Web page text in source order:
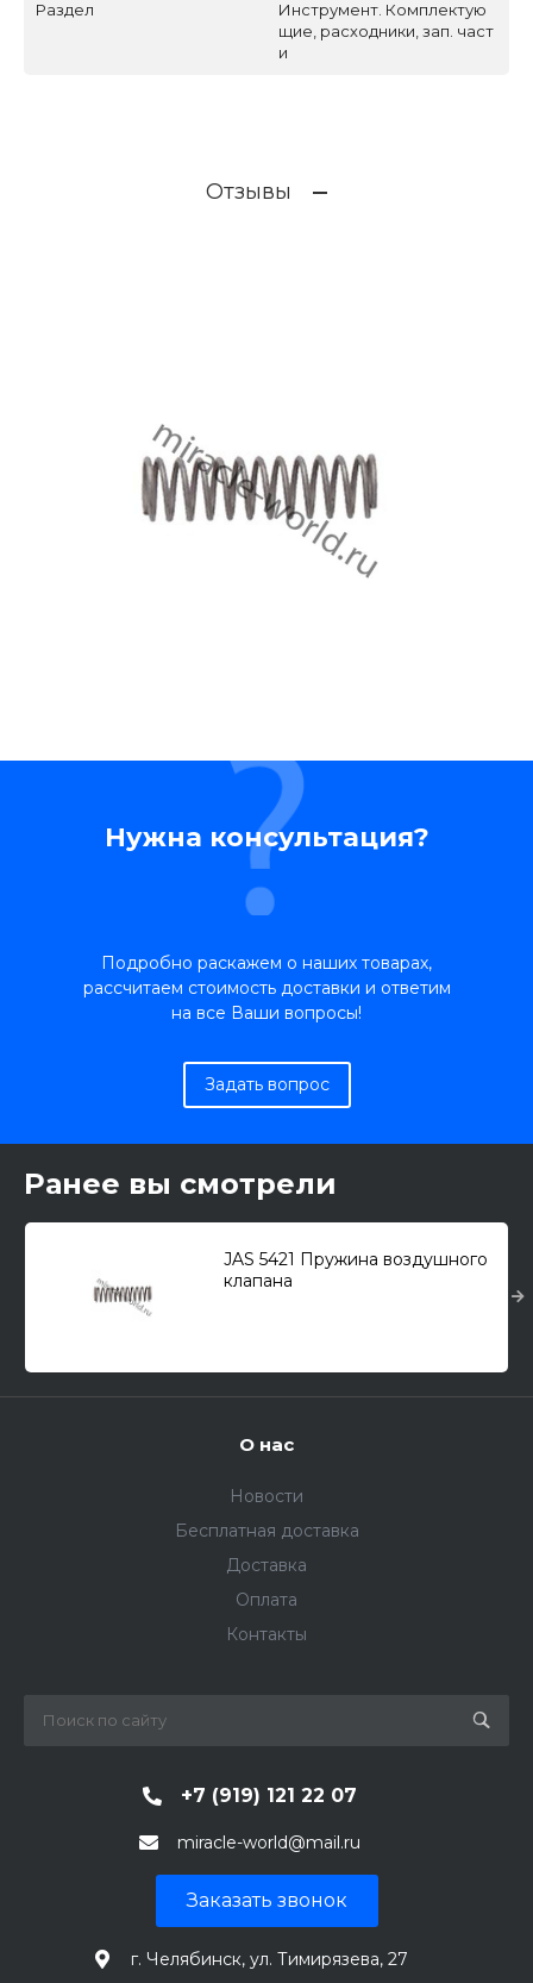
Раздел
Инструмент. Комплектую
щие, расходники, зап. част
и
Отзывы
Нужна консультация?
Подробно раскажем о наших товарах,
рассчитаем стоимость доставки и ответим
на все Ваши вопросы!
Задать вопрос
Ранее вы смотрели
JAS 5421 Пружина воздушного
клапана
О нас
Новости
Бесплатная доставка
Доставка
Оплата
Контакты
+7 (919) 121 22 07
miracle-world@mail.ru
Заказать звонок
г. Челябинск, ул. Тимирязева, 27